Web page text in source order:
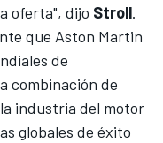
oferta", dijo Stroll.
que Aston Martin
de
combinación de
industria del motor
globales de éxito